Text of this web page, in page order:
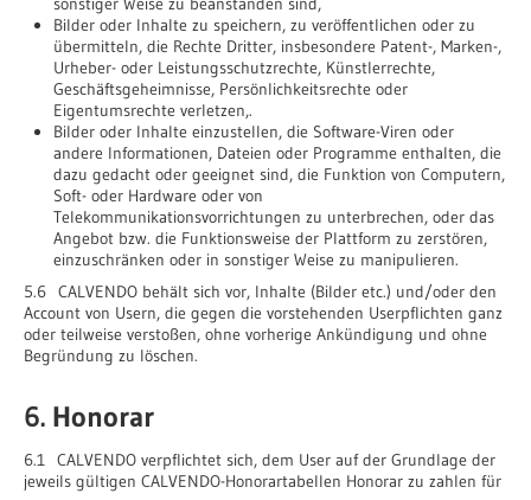
Bilder oder Inhalte zu speichern, zu veröffentlichen oder zu
übermitteln, die Rechte Dritter, insbesondere Patent-, Marken-,
Urheber- oder Leistungsschutzrechte, Künstlerrechte,
Geschäftsgeheimnisse, Persönlichkeitsrechte oder
Eigentumsrechte verletzen,.
Bilder oder Inhalte einzustellen, die Software-Viren oder
andere Informationen, Dateien oder Programme enthalten, die
dazu gedacht oder geeignet sind, die Funktion von Computern,
Soft- oder Hardware oder von
Telekommunikationsvorrichtungen zu unterbrechen, oder das
Angebot bzw. die Funktionsweise der Plattform zu zerstören,
einzuschränken oder in sonstiger Weise zu manipulieren.
5.6 CALVENDO behält sich vor, Inhalte (Bilder etc.) und/oder den
Account von Usern, die gegen die vorstehenden Userpflichten ganz
oder teilweise verstoßen, ohne vorherige Ankündigung und ohne
Begründung zu löschen.
6. Honorar
6.1 CALVENDO verpflichtet sich, dem User auf der Grundlage der
jeweils gültigen CALVENDO-Honorartabellen Honorar zu zahlen für